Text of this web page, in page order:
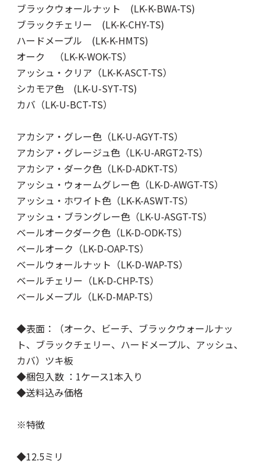
ブラックウォールナット (LK-K-BWA-TS)
ブラックチェリー (LK-K-CHY-TS)
ハードメープル (LK-K-HMTS)
オーク （LK-K-WOK-TS）
アッシュ・クリア（LK-K-ASCT-TS）
シカモア色 (LK-U-SYT-TS)
カバ（LK-U-BCT-TS）
アカシア・グレー色（LK-U-AGYT-TS）
アカシア・グレージュ色（LK-U-ARGT2-TS）
アカシア・ダーク色（LK-D-ADKT-TS）
アッシュ・ウォームグレー色（LK-D-AWGT-TS）
アッシュ・ホワイト色（LK-K-ASWT-TS）
アッシュ・ブラングレー色（LK-U-ASGT-TS）
ベールオークダーク色（LK-D-ODK-TS）
ベールオーク（LK-D-OAP-TS）
ベールウォールナット（LK-D-WAP-TS）
ベールチェリー（LK-D-CHP-TS）
ベールメープル（LK-D-MAP-TS）
◆表面：（オーク、ビーチ、ブラックウォールナッ
ト、ブラックチェリー、ハードメープル、アッシュ、
カバ）ツキ板
◆梱包入数 ：1ケース1本入り
◆送料込み価格
※特徴
◆12.5ミリ